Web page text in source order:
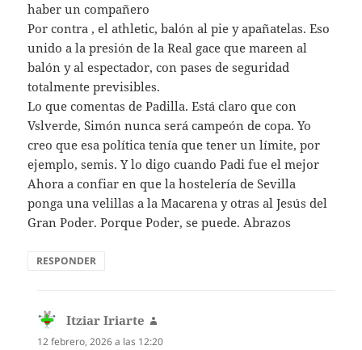
haber un compañero
Por contra , el athletic, balón al pie y apañatelas. Eso
unido a la presión de la Real gace que mareen al
balón y al espectador, con pases de seguridad
totalmente previsibles.
Lo que comentas de Padilla. Está claro que con
Vslverde, Simón nunca será campeón de copa. Yo
creo que esa política tenía que tener un límite, por
ejemplo, semis. Y lo digo cuando Padi fue el mejor
Ahora a confiar en que la hostelería de Sevilla
ponga una velillas a la Macarena y otras al Jesús del
Gran Poder. Porque Poder, se puede. Abrazos
RESPONDER
Itziar Iriarte
12 febrero, 2026 a las 12:20